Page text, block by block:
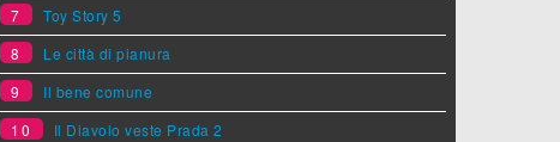
7
Toy Story 5
8
Le città di pianura
9
Il bene comune
10
Il Diavolo veste Prada 2